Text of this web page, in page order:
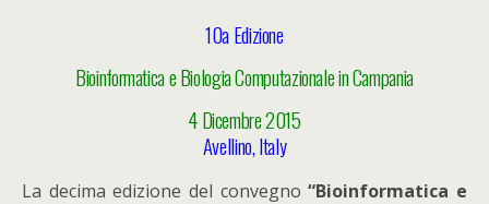
10a Edizione
Bioinformatica e Biologia Computazionale in Campania
4 Dicembre 2015
Avellino, Italy
La decima edizione del convegno“Bioinformatica e